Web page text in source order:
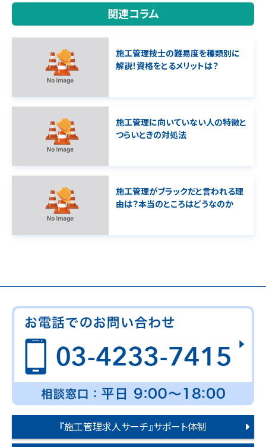
関連コラム
施工管理技士の難易度を種類別に
解説！資格をとるメリットは？
施工管理に向いていない人の特徴と
つらいときの対処法
施工管理がブラックだと言われる理
由は？本当のところはどうなのか
『施工管理求人サーチ』サポート体制